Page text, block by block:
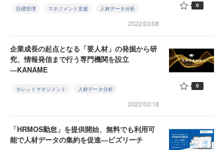
目標管理 マネジメント支援 人材データ分析
2022/03/08
0
企業成長の起点となる「要人材」の発掘から研
究、情報発信まで行う専門機関を設立
―KANAME
タレントマネジメント 人材データ分析
2022/02/18
0
「HRMOS勤怠」を提供開始、無料でも利用可
能で人材データの集約を促進―ビズリーチ